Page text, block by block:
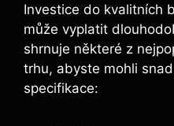
Investice do kvalitních
může vyplatit
shrnuje některé z
trhu, abyste mohli
specifikace: